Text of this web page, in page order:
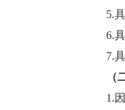
5.具
6.具
7.具
（
1.因